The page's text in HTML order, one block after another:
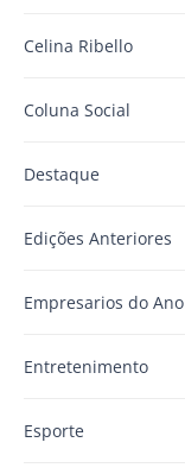
Celina Ribello
Coluna Social
Destaque
Edições Anteriores
Empresarios do Ano
Entretenimento
Esporte